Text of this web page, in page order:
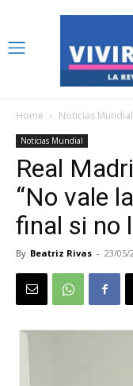
Home Noticias Mundial
Noticias Mundial
Real
“No vale
final si no
By Beatriz Rivas - 23/05/